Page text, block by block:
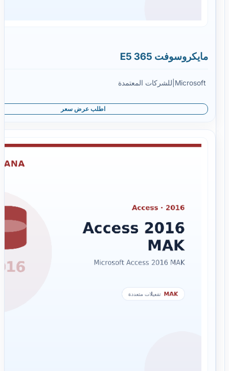
مايكروسوفت 365 E5
Microsoft للشركات المعتمدة
اطلب عرض سعر